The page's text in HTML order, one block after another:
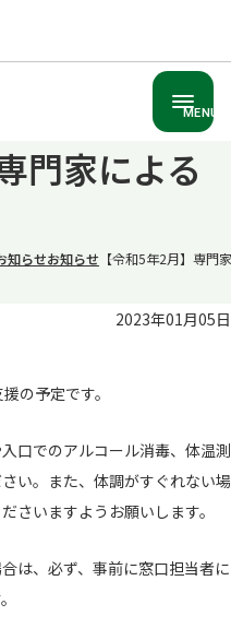
MENU
門家による
知らせお知らせ 【令和5年2月】専門
2023年01月05日
の予定です。
口でのアルコール消毒、体温測
い。また、体調がすぐれない場
さいますようお願いします。
は、必ず、事前に窓口担当者に